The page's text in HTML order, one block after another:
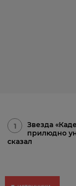
1
Звезда
прилюдно
сказал